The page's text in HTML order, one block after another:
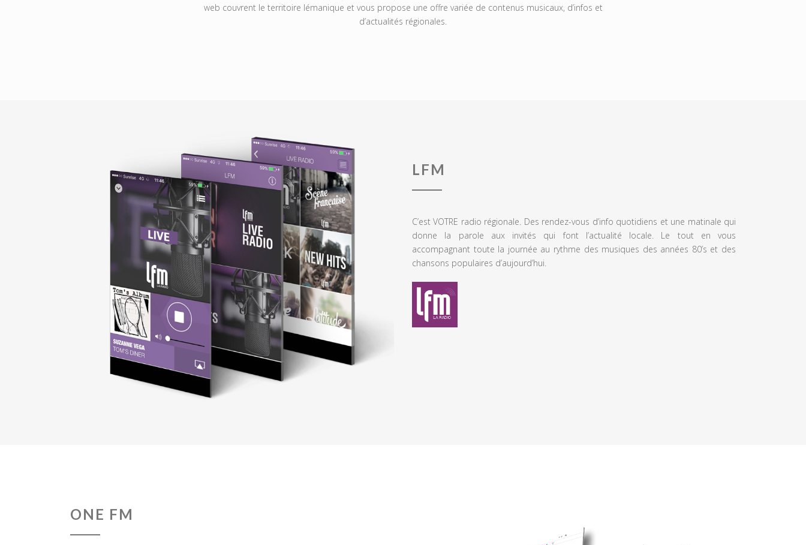
web couvrent le territoire lémanique et vous propose une offre variée de contenus musicaux, d’infos et
d’actualités régionales.
LFM
C’est VOTRE radio régionale. Des rendez-vous d’info quotidiens et une matinale qui
donne la parole aux invités qui font l’actualité locale. Le tout en vous
accompagnant toute la journée au rythme des musiques des années 80’s et des
chansons populaires d’aujourd’hui.
ONE FM